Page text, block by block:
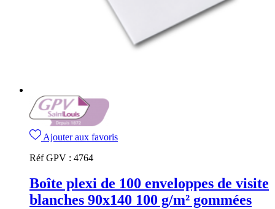
Ajouter aux favoris
Réf GPV : 4764
Boîte plexi de 100 enveloppes de visite
blanches 90x140 100 g/m² gommées